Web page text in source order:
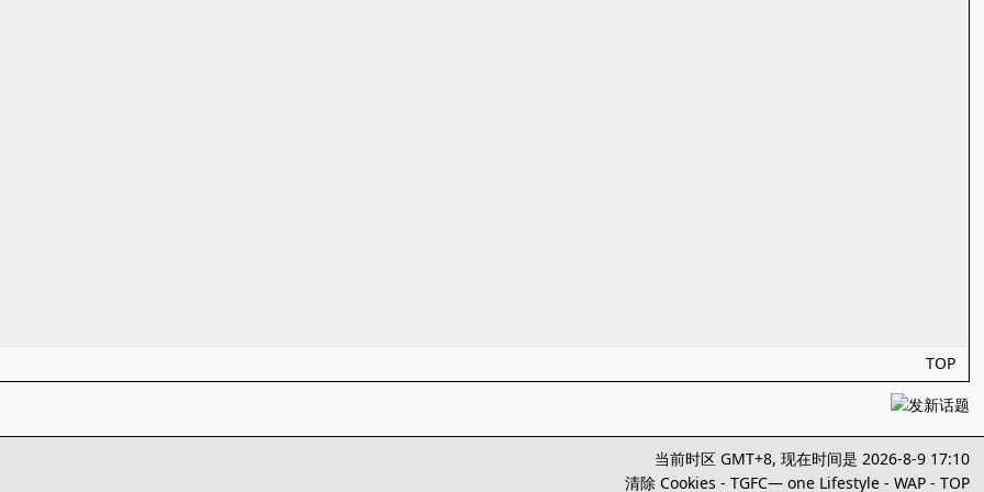
TOP
当前时区 GMT+8, 现在时间是 2026-8-9 17:10
清除 Cookies - TGFC— one Lifestyle- WAP- TOP